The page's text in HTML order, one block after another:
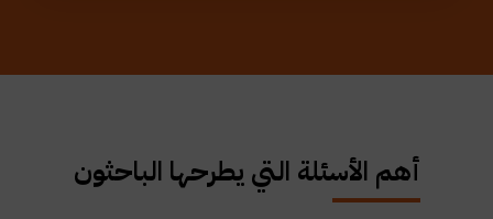
أهم الأسئلة التي يطرحها الباحثون